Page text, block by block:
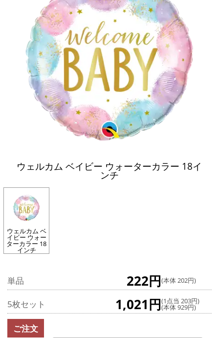
ウェルカム ベイビー ウォーターカラー 18イ
ンチ
ウェルカム ベ
イビー ウォー
ターカラー 18
インチ
単品 222円(本体 202円)
5枚セット 1,021円(1点当 203円)
(本体 929円)
ご注文